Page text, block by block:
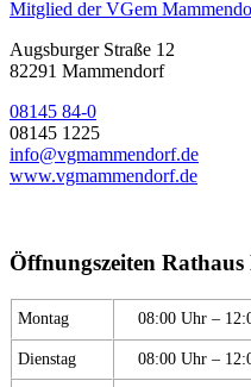
Mitglied der VGem
Augsburger Straße 12
82291 Mammendorf
08145 84-0
08145 1225
info@vgmammendorf.de
www.vgmammendorf.de
Öffnungszeiten
Montag 08:00 Uhr –
Dienstag 08:00 Uhr –